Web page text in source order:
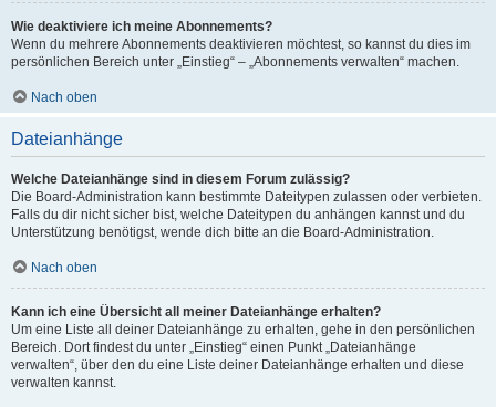
Wie deaktiviere ich meine Abonnements?
Wenn du mehrere Abonnements deaktivieren möchtest, so kannst du dies im
persönlichen Bereich unter „Einstieg“ – „Abonnements verwalten“ machen.
Nach oben
Dateianhänge
Welche Dateianhänge sind in diesem Forum zulässig?
Die Board-Administration kann bestimmte Dateitypen zulassen oder verbieten.
Falls du dir nicht sicher bist, welche Dateitypen du anhängen kannst und du
Unterstützung benötigst, wende dich bitte an die Board-Administration.
Nach oben
Kann ich eine Übersicht all meiner Dateianhänge erhalten?
Um eine Liste all deiner Dateianhänge zu erhalten, gehe in den persönlichen
Bereich. Dort findest du unter „Einstieg“ einen Punkt „Dateianhänge
verwalten“, über den du eine Liste deiner Dateianhänge erhalten und diese
verwalten kannst.